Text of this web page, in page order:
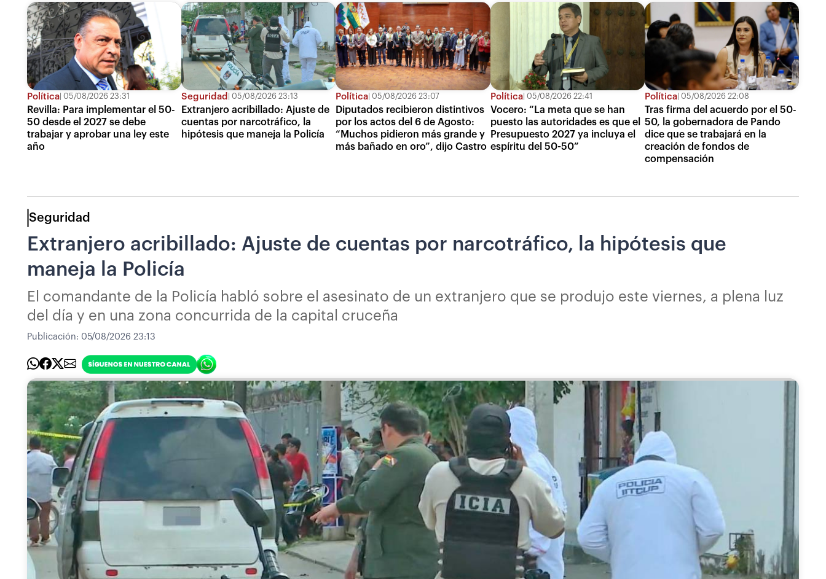
Política 05/08/2026 23:31
Revilla: Para implementar el 50-
50 desde el 2027 se debe
trabajar y aprobar una ley este
año
Seguridad 05/08/2026 23:13
Extranjero acribillado: Ajuste de
cuentas por narcotráfico, la
hipótesis que maneja la Policía
Política 05/08/2026 23:07
Diputados recibieron distintivos
por los actos del 6 de Agosto:
“Muchos pidieron más grande y
más bañado en oro”, dijo Castro
Política 05/08/2026 22:41
Vocero: “La meta que se han
puesto las autoridades es que el
Presupuesto 2027 ya incluya el
espíritu del 50-50”
Política 05/08/2026 22:08
Tras firma del acuerdo por el 50-
50, la gobernadora de Pando
dice que se trabajará en la
creación de fondos de
compensación
Seguridad
Extranjero acribillado: Ajuste de cuentas por narcotráfico, la hipótesis que
maneja la Policía
El comandante de la Policía habló sobre el asesinato de un extranjero que se produjo este viernes, a plena luz
del día y en una zona concurrida de la capital cruceña
Publicación: 05/08/2026 23:13